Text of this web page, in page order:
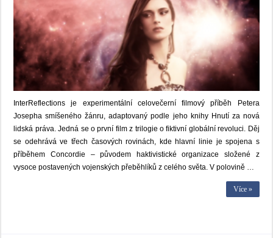
InterReflections je experimentální celovečerní filmový příběh Petera
Josepha smíšeného žánru, adaptovaný podle jeho knihy Hnutí za nová
lidská práva. Jedná se o první film z trilogie o fiktivní globální revoluci. Děj
se odehrává ve třech časových rovinách, kde hlavní linie je spojena s
příběhem Concordie – původem haktivistické organizace složené z
vysoce postavených vojenských přeběhlíků z celého světa. V polovině …
Více »